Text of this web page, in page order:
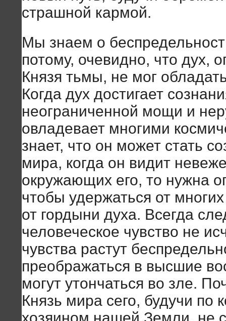
страшной кармой.
Мы знаем о
потому, очевидно, что дух,
Князя тьмы, не мог
Когда дух достигает
неограниченной мощи и
овладевает многими
знает, что он может стать
мира, когда он видит
окружающих его, то нужна
чтобы удержаться от
от гордыни духа. Всегда
человеческое чувство не
чувства растут
преображаться в высшие
могут утончаться во зле.
Князь мира сего, будучи по